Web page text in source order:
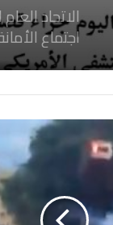
الاتحاد
اجتماع
بكل قوة
غزة والتي
صحفيين
الاتحاد